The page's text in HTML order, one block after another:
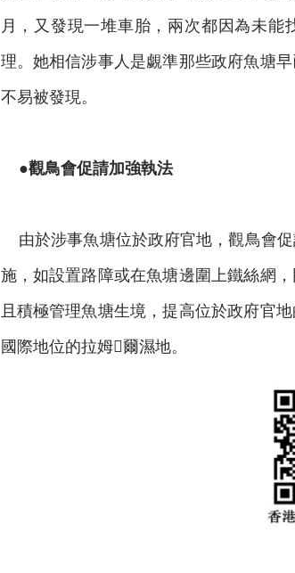
月，又發現一堆車胎，兩次都因為未能
理。她相信涉事人是覷準那些政府魚塘
不易被發現。
●觀鳥會促請加強執法
由於涉事魚塘位於政府官地，觀鳥會
施，如設置路障或在魚塘邊圍上鐵絲網
且積極管理魚塘生境，提高位於政府官
國際地位的拉姆爾濕地。